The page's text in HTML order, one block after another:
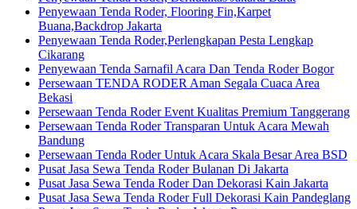
Penyewaan Tenda Roder, Flooring Fin,Karpet
Buana,Backdrop Jakarta
Penyewaan Tenda Roder,Perlengkapan Pesta Lengkap
Cikarang
Penyewaan Tenda Sarnafil Acara Dan Tenda Roder Bogor
Persewaan TENDA RODER Aman Segala Cuaca Area
Bekasi
Persewaan Tenda Roder Event Kualitas Premium Tanggerang
Persewaan Tenda Roder Transparan Untuk Acara Mewah
Bandung
Persewaan Tenda Roder Untuk Acara Skala Besar Area BSD
Pusat Jasa Sewa Tenda Roder Bulanan Di Jakarta
Pusat Jasa Sewa Tenda Roder Dan Dekorasi Kain Jakarta
Pusat Jasa Sewa Tenda Roder Full Dekorasi Kain Pandeglang